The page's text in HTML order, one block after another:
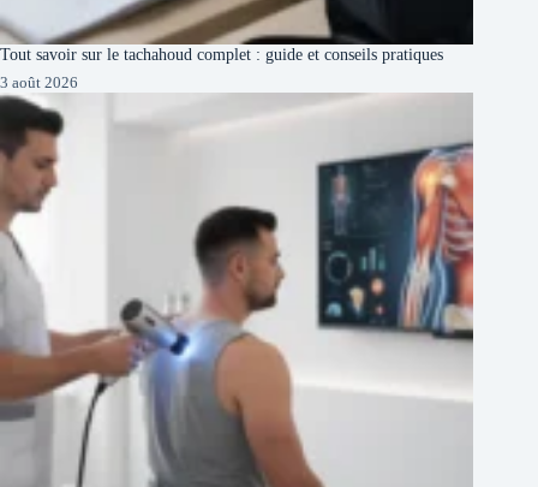
Tout savoir sur le tachahoud complet : guide et conseils pratiques
3 août 2026